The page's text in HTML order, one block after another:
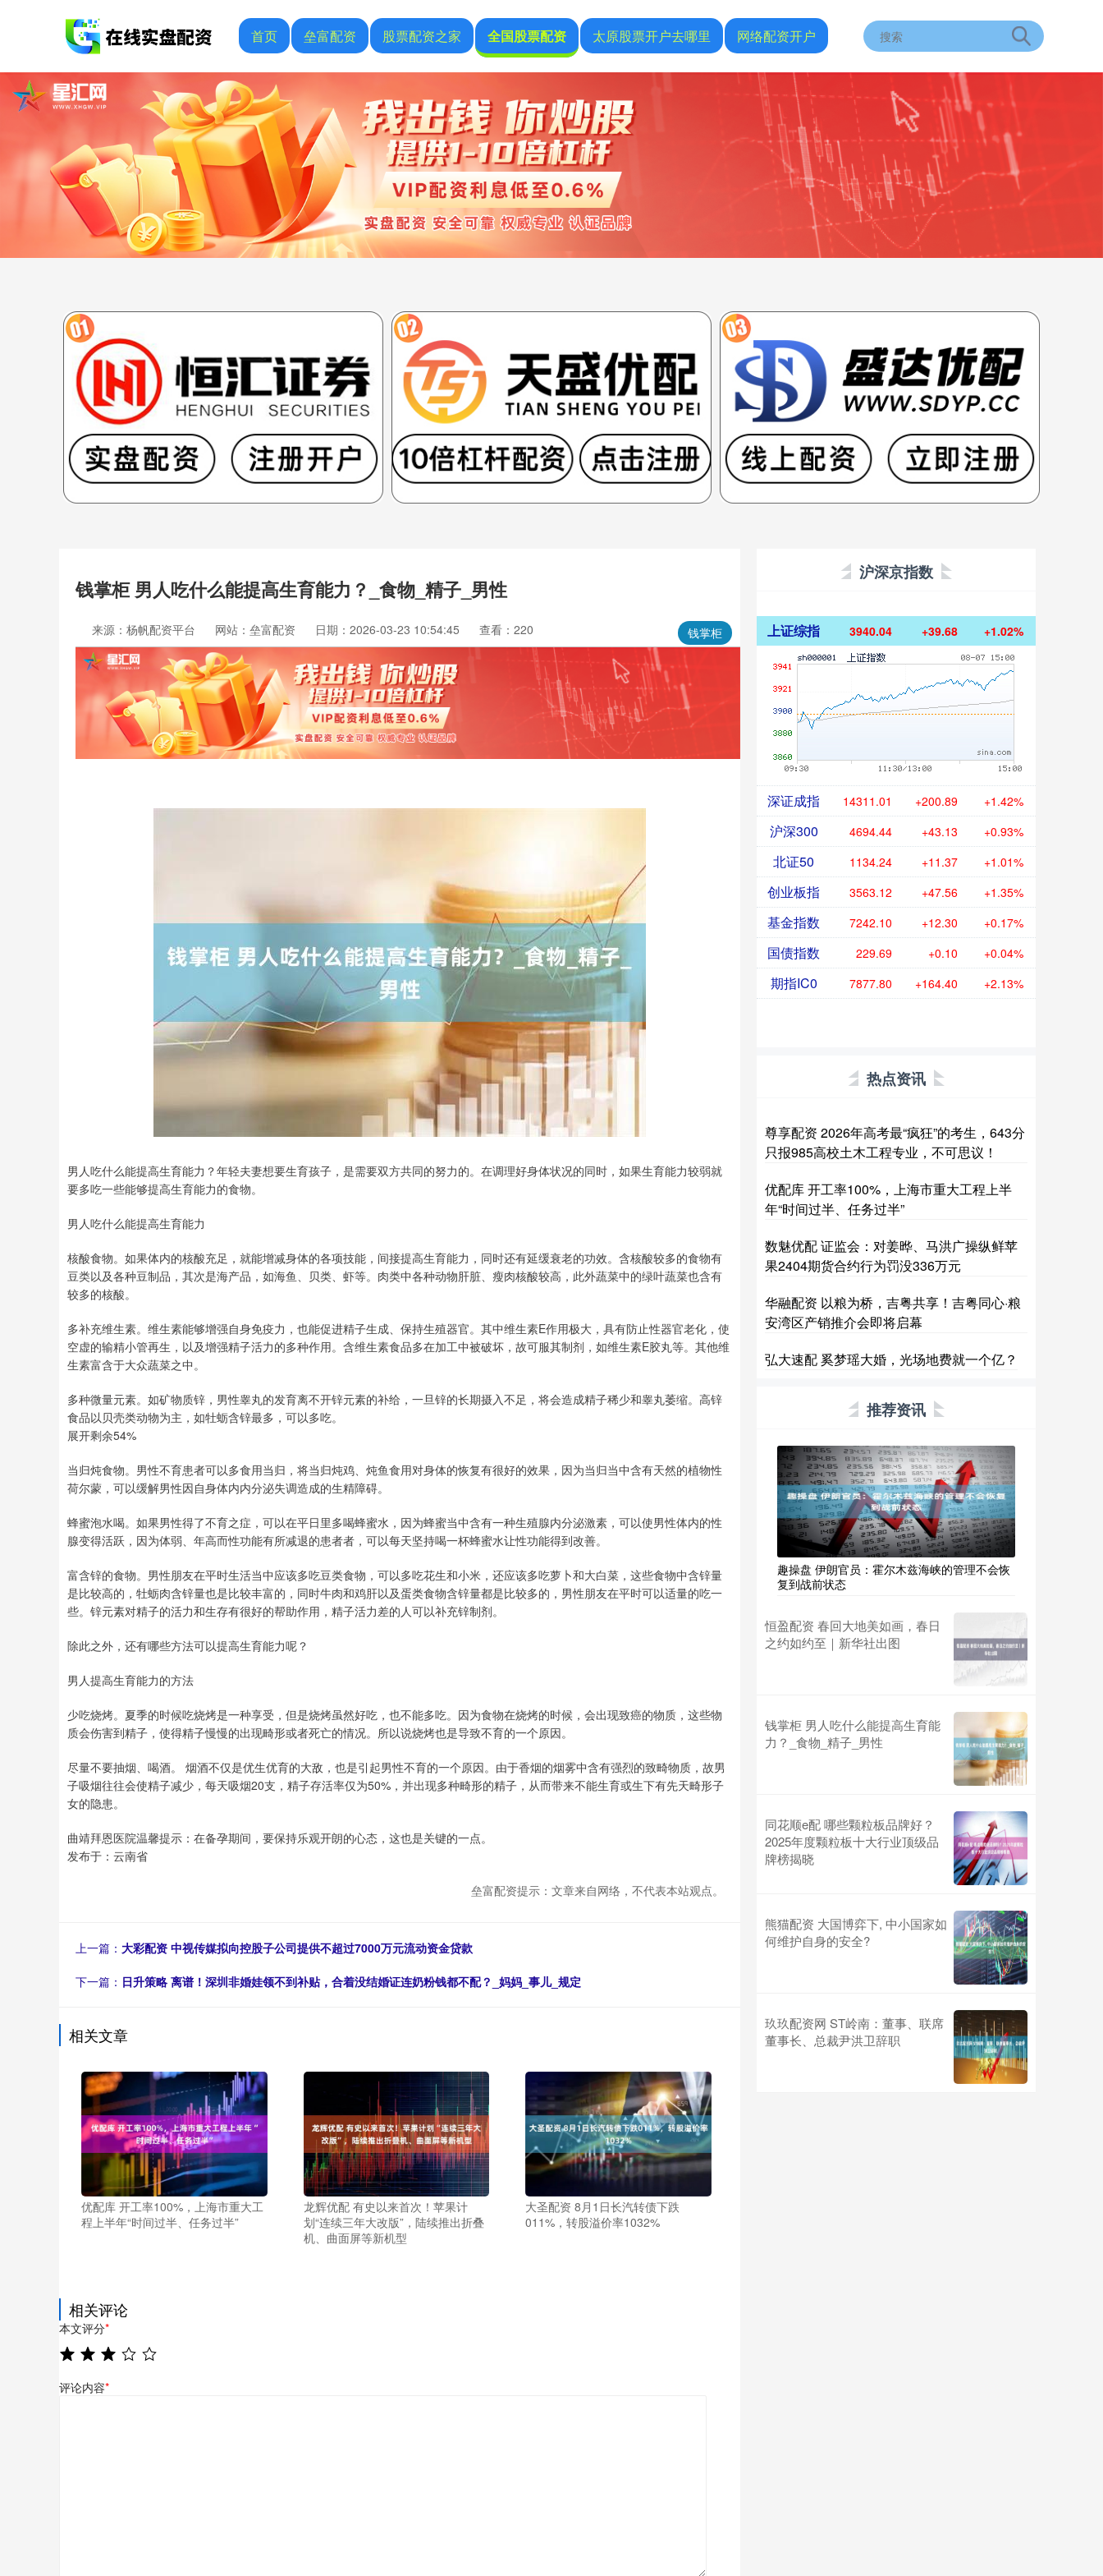
首页 垒富配资 股票配资之家 全国股票配资 太原股票开户去哪里 网络配资开户
钱掌柜 男人吃什么能提高生育能力？_食物_精子_男性
钱掌柜
来源：杨帆配资平台 网站：垒富配资 日期：2026-03-23 10:54:45 查看：220
男人吃什么能提高生育能力？年轻夫妻想要生育孩子，是需要双方共同的努力的。在调理好身体状况的同时，如果生育能力较弱就
要多吃一些能够提高生育能力的食物。
男人吃什么能提高生育能力
核酸食物。如果体内的核酸充足，就能增减身体的各项技能，间接提高生育能力，同时还有延缓衰老的功效。含核酸较多的食物有
豆类以及各种豆制品，其次是海产品，如海鱼、贝类、虾等。肉类中各种动物肝脏、瘦肉核酸较高，此外蔬菜中的绿叶蔬菜也含有
较多的核酸。
多补充维生素。维生素能够增强自身免疫力，也能促进精子生成、保持生殖器官。其中维生素E作用极大，具有防止性器官老化，使
空虚的输精小管再生，以及增强精子活力的多种作用。含维生素食品多在加工中被破坏，故可服其制剂，如维生素E胶丸等。其他维
生素富含于大众蔬菜之中。
多种微量元素。如矿物质锌，男性睾丸的发育离不开锌元素的补给，一旦锌的长期摄入不足，将会造成精子稀少和睾丸萎缩。高锌
食品以贝壳类动物为主，如牡蛎含锌最多，可以多吃。
展开剩余54%
当归炖食物。男性不育患者可以多食用当归，将当归炖鸡、炖鱼食用对身体的恢复有很好的效果，因为当归当中含有天然的植物性
荷尔蒙，可以缓解男性因自身体内内分泌失调造成的生精障碍。
蜂蜜泡水喝。如果男性得了不育之症，可以在平日里多喝蜂蜜水，因为蜂蜜当中含有一种生殖腺内分泌激素，可以使男性体内的性
腺变得活跃，因为体弱、年高而性功能有所减退的患者者，可以每天坚持喝一杯蜂蜜水让性功能得到改善。
富含锌的食物。男性朋友在平时生活当中应该多吃豆类食物，可以多吃花生和小米，还应该多吃萝卜和大白菜，这些食物中含锌量
是比较高的，牡蛎肉含锌量也是比较丰富的，同时牛肉和鸡肝以及蛋类食物含锌量都是比较多的，男性朋友在平时可以适量的吃一
些。锌元素对精子的活力和生存有很好的帮助作用，精子活力差的人可以补充锌制剂。
除此之外，还有哪些方法可以提高生育能力呢？
男人提高生育能力的方法
少吃烧烤。夏季的时候吃烧烤是一种享受，但是烧烤虽然好吃，也不能多吃。因为食物在烧烤的时候，会出现致癌的物质，这些物
质会伤害到精子，使得精子慢慢的出现畸形或者死亡的情况。所以说烧烤也是导致不育的一个原因。
尽量不要抽烟、喝酒。 烟酒不仅是优生优育的大敌，也是引起男性不育的一个原因。由于香烟的烟雾中含有强烈的致畸物质，故男
子吸烟往往会使精子减少，每天吸烟20支，精子存活率仅为50%，并出现多种畸形的精子，从而带来不能生育或生下有先天畸形子
女的隐患。
曲靖拜恩医院温馨提示：在备孕期间，要保持乐观开朗的心态，这也是关键的一点。
发布于：云南省
垒富配资提示：文章来自网络，不代表本站观点。
上一篇： 大彩配资 中视传媒拟向控股子公司提供不超过7000万元流动资金贷款
下一篇： 日升策略 离谱！深圳非婚娃领不到补贴，合着没结婚证连奶粉钱都不配？_妈妈_事儿_规定
相关文章
优配库 开工率100%，上海市重大工
程上半年“时间过半、任务过半”
龙辉优配 有史以来首次！苹果计
划“连续三年大改版”，陆续推出折叠
机、曲面屏等新机型
大圣配资 8月1日长汽转债下跌
011%，转股溢价率1032%
相关评论
本文评分*
评论内容*
沪深京指数
上证综指 3940.04 +39.68 +1.02%
深证成指 14311.01 +200.89 +1.42%
沪深300 4694.44 +43.13 +0.93%
北证50 1134.24 +11.37 +1.01%
创业板指 3563.12 +47.56 +1.35%
基金指数 7242.10 +12.30 +0.17%
国债指数 229.69 +0.10 +0.04%
期指IC0 7877.80 +164.40 +2.13%
热点资讯
尊享配资 2026年高考最“疯狂”的考生，643分
只报985高校土木工程专业，不可思议！
优配库 开工率100%，上海市重大工程上半
年“时间过半、任务过半”
数魅优配 证监会：对姜晔、马洪广操纵鲜苹
果2404期货合约行为罚没336万元
华融配资 以粮为桥，吉粤共享！吉粤同心·粮
安湾区产销推介会即将启幕
弘大速配 奚梦瑶大婚，光场地费就一个亿？
推荐资讯
趣操盘 伊朗官员：霍尔木兹海峡的管理不会恢
复到战前状态
恒盈配资 春回大地美如画，春日
之约如约至｜新华社出图
钱掌柜 男人吃什么能提高生育能
力？_食物_精子_男性
同花顺e配 哪些颗粒板品牌好？
2025年度颗粒板十大行业顶级品
牌榜揭晓
熊猫配资 大国博弈下, 中小国家如
何维护自身的安全?
玖玖配资网 ST岭南：董事、联席
董事长、总裁尹洪卫辞职